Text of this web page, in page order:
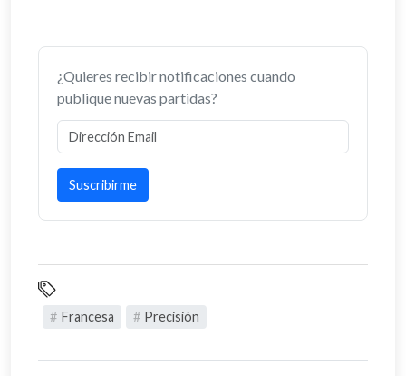
¿Quieres recibir notificaciones cuando
publique nuevas partidas?
Suscribirme
Francesa Precisión